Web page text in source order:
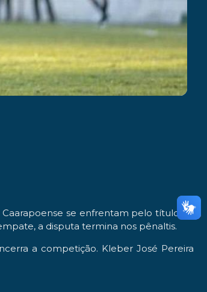
Caarapoense se enfrentam pelo título da
a disputa termina nos pênaltis.
a competição. Kleber José Pereira